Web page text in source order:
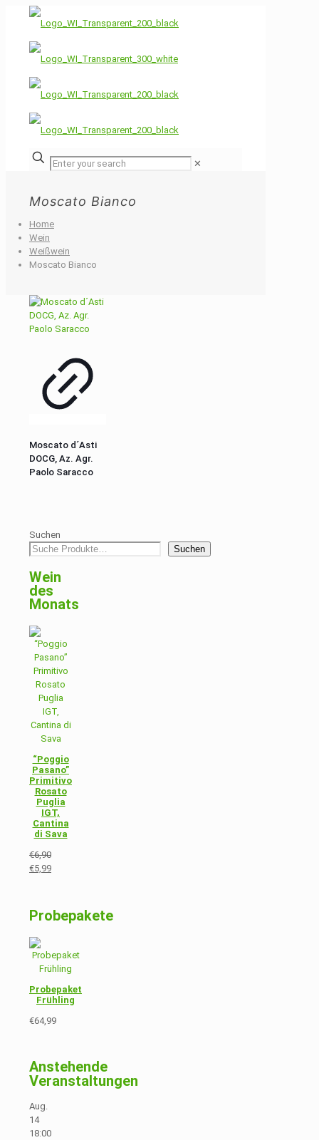
✕
Moscato Bianco
Home
Wein
Weißwein
Moscato Bianco
Moscato d´Asti
DOCG, Az. Agr.
Paolo Saracco
Suchen
Suchen
Wein
des
Monats
“Poggio
Pasano”
Primitivo
Rosato
Puglia
IGT,
Cantina
di Sava
€6,90
Ursprünglicher
€6,90
€5,99
ist:
€5,99.
Probepakete
Probepaket
Frühling
€64,99
Anstehende
Veranstaltungen
Aug.
14
18:00